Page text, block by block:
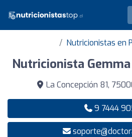
Nutricionistas en
Nutricionista
La Concepción 81,
9 7444